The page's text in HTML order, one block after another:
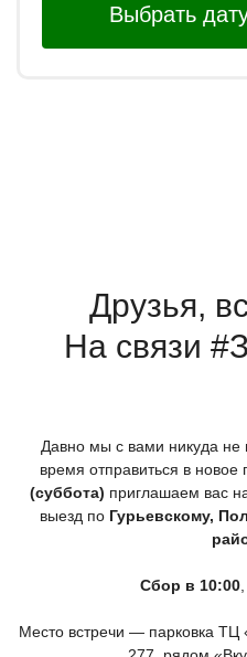
Выбрать
Друзья,
На связи
Давно мы с вами никуда не
время отправиться в новое
(суббота) приглашаем вас
выезд по Гурьевскому,
Сбор в 10:00
Место встречи — парковка ТЦ